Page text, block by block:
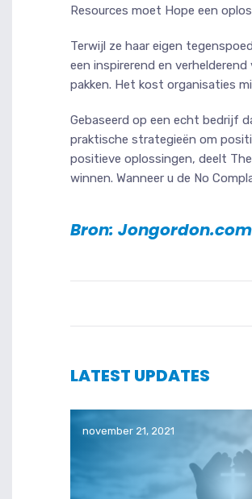
Resources moet Hope een
Terwijl ze haar eigen
een inspirerend en
pakken. Het kost organisaties
Gebaseerd op een echt bedrijf
praktische strategieën om
positieve oplossingen, deelt
winnen. Wanneer u de No
Bron: Jongordon.com
LATEST UPDATES
november 21, 2021